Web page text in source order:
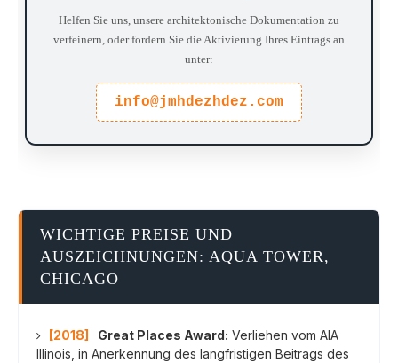
Helfen Sie uns, unsere architektonische Dokumentation zu
verfeinern, oder fordern Sie die Aktivierung Ihres Eintrags an
unter:
info@jmhdezhdez.com
WICHTIGE PREISE UND
AUSZEICHNUNGEN: AQUA TOWER,
CHICAGO
[2018] Great Places Award: Verliehen vom AIA
Illinois, in Anerkennung des langfristigen Beitrags des